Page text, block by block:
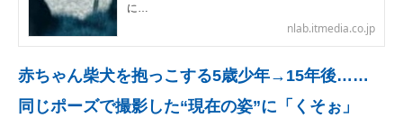
に…
nlab.itmedia.co.jp
赤ちゃん柴犬を抱っこする5歳少年→15年後……
同じポーズで撮影した“現在の姿”に「くそぉ」